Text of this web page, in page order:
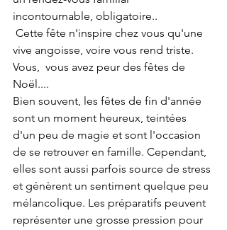
incontournable, obligatoire..
vive angoisse, voire vous rend triste.
Vous,  vous avez peur des fêtes de
Noël....
Bien souvent, les fêtes de fin d'année
sont un moment heureux, teintées
d'un peu de magie et sont l'occasion
de se retrouver en famille. Cependant,
elles sont aussi parfois source de stress
et génèrent un sentiment quelque peu
mélancolique. Les préparatifs peuvent
représenter une grosse pression pour